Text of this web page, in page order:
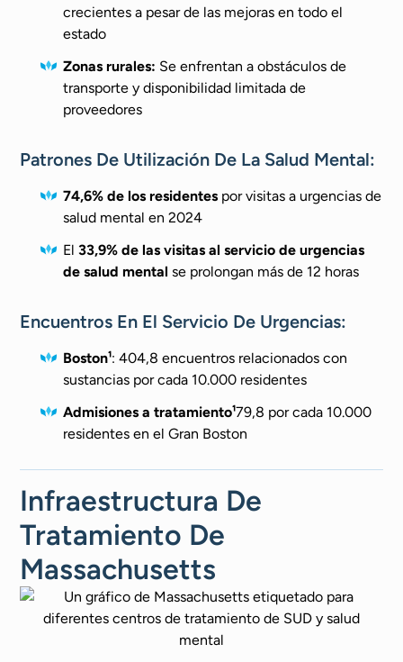
crecientes a pesar de las mejoras en todo el
estado
Zonas rurales: Se enfrentan a obstáculos de
transporte y disponibilidad limitada de
proveedores
Patrones De Utilización De La Salud Mental:
74,6% de los residentes por visitas a urgencias de
salud mental en 2024
El33,9% de las visitas al servicio de urgencias
de salud mental se prolongan más de 12 horas
Encuentros En El Servicio De Urgencias:
Boston¹: 404,8 encuentros relacionados con
sustancias por cada 10.000 residentes
Admisiones a tratamiento¹79,8 por cada 10.000
residentes en el Gran Boston
Infraestructura De
Tratamiento De
Massachusetts